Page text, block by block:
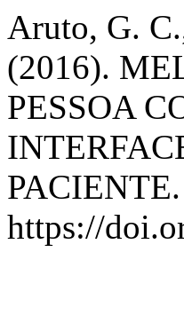
Aruto, G.
(2016).
PESSOA
PACIENTE.
https://